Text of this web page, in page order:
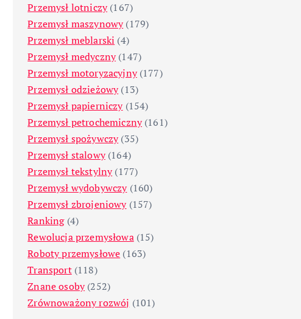
Przemysł lotniczy(167)
Przemysł maszynowy(179)
Przemysł meblarski (4)
Przemysł medyczny(147)
Przemysł motoryzacyjny(177)
Przemysł odzieżowy(13)
Przemysł papierniczy(154)
Przemysł petrochemiczny(161)
Przemysł spożywczy(35)
Przemysł stalowy(164)
Przemysł tekstylny(177)
Przemysł wydobywczy(160)
Przemysł zbrojeniowy(157)
Ranking(4)
Rewolucja przemysłowa(15)
Roboty przemysłowe (163)
Transport(118)
Znane osoby(252)
Zrównoważony rozwój (101)